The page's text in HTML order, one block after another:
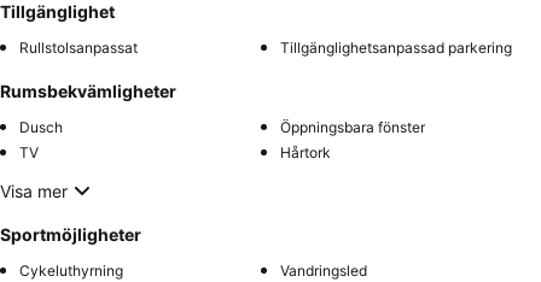
Tillgänglighet
Rullstolsanpassat Tillgänglighetsanpassad parkering
Rumsbekvämligheter
Dusch
Öppningsbara fönster
TV
Hårtork
Visa mer
Sportmöjligheter
Cykeluthyrning
Vandringsled